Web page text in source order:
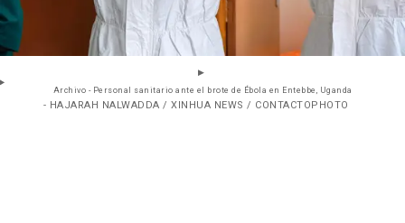
Archivo - Personal sanitario ante el brote de Ébola en Entebbe, Uganda
- HAJARAH NALWADDA / XINHUA NEWS / CONTACTOPHOTO